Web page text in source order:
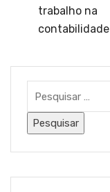
trabalho na
contabilidade